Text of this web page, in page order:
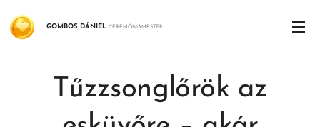
GOMBOS DÁNIEL CEREMÓNIAMESTER
Tűzzsonglőrök az